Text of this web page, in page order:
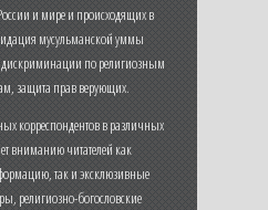
и мире и происходящих в
мусульманской уммы
дискриминации по религиозным
защита прав верующих.
корреспондентов в различных
вниманию читателей как
так и эксклюзивные
религиозно-богословские